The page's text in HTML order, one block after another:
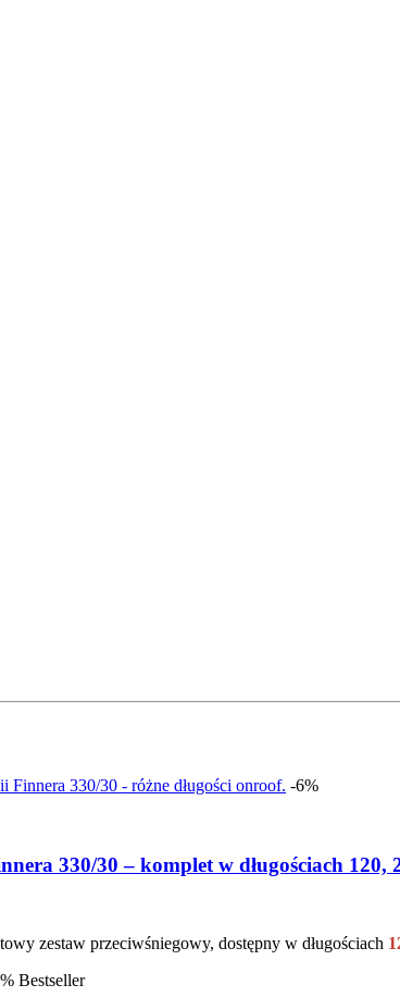
-6%
330/30 – komplet w długościach 120,
zestaw przeciwśniegowy, dostępny w długościach
Bestseller